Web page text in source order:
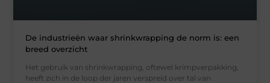
De industrieën waar shrinkwrapping de norm is: een
breed overzicht
Het gebruik van shrinkwrapping, oftewel krimpverpakking,
heeft zich in de loop der jaren verspreid over tal van